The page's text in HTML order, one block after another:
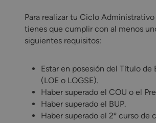
Para realizar tu Ciclo Administrativo
tienes que cumplir con al menos
siguientes requisitos:
Estar en posesión del Título de
(LOE o LOGSE).
Haber superado el COU o el
Haber superado el BUP.
Haber superado el 2º curso de